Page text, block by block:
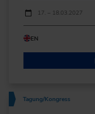
Durchführungen
Veranstaltungsdatum
17. – 18.03.2027
EN
Tagung/Kongress